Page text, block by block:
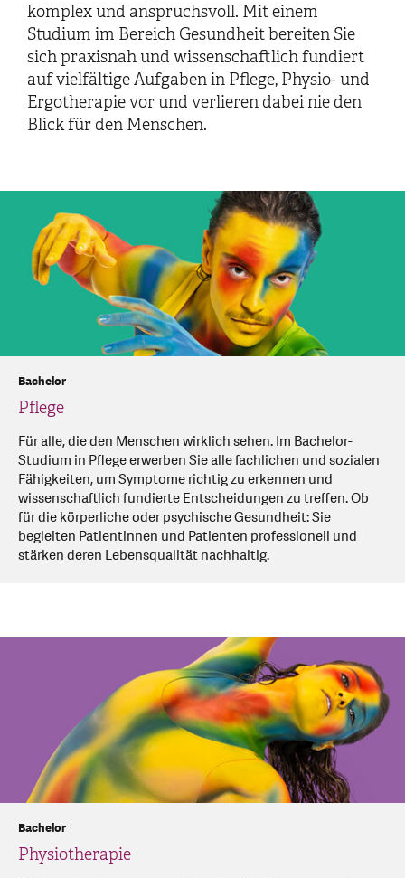
komplex und anspruchsvoll. Mit einem
Studium im Bereich Gesundheit bereiten Sie
sich praxisnah und wissenschaftlich fundiert
auf vielfältige Aufgaben in Pflege, Physio- und
Ergotherapie vor und verlieren dabei nie den
Blick für den Menschen.
Pflege
Bachelor
Für alle, die den Menschen wirklich sehen. Im Bachelor-
Studium in Pflege erwerben Sie alle fachlichen und sozialen
Fähigkeiten, um Symptome richtig zu erkennen und
wissenschaftlich fundierte Entscheidungen zu treffen. Ob
für die körperliche oder psychische Gesundheit: Sie
begleiten Patientinnen und Patienten professionell und
stärken deren Lebensqualität nachhaltig.
Physiotherapie
Bachelor